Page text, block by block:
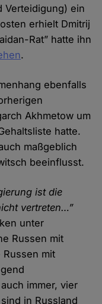
Verteidigung) ein
erhielt Dmitrij
Rat” hatte ihn
.
ebenfalls
Akhmetow um
hatte.
maßgeblich
beeinflusst.
ist die
vertreten…”
unter
Russen mit
mit
immer, vier
in Russland